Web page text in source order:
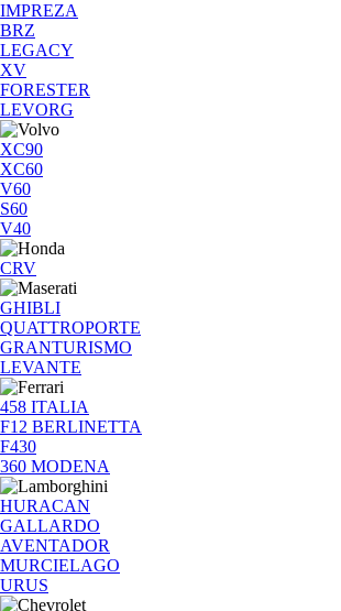
IMPREZA
BRZ
LEGACY
XV
FORESTER
LEVORG
XC90
XC60
V60
S60
V40
CRV
GHIBLI
QUATTROPORTE
GRANTURISMO
LEVANTE
458 ITALIA
F12 BERLINETTA
F430
360 MODENA
HURACAN
GALLARDO
AVENTADOR
MURCIELAGO
URUS